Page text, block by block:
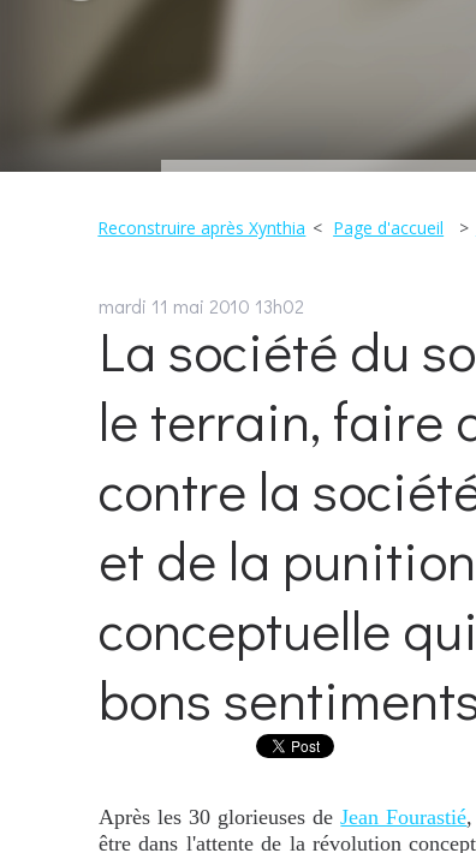
Reconstruire après Xynthia Page d'accueil
mardi 11 mai 2010 13h02
La société du
le terrain, faire
contre la
et de la
conceptuelle
bons
Après les 30 glorieuses deJean Fourastié
être dans l'attente de la révolution